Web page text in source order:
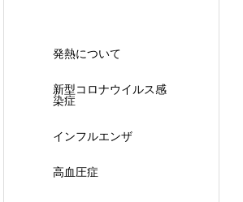
発熱について
新型コロナウイルス感
染症
インフルエンザ
高血圧症